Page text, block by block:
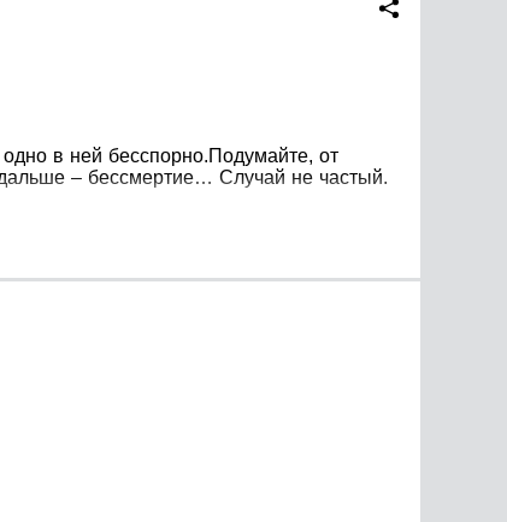
в ней бесспорно.Подумайте, от
– бессмертие… Случай не частый.